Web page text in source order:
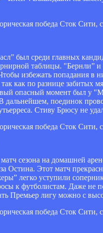
был среди главных
таблицы.
избежать попадания в
как по разнице забитых
опасный момент был у
дальнейшем, поединок
Стиву Брюсу не
сезона на домашней
Остина. Этот матч
легко уступили
к футболистам. Даже не
Премьер лигу можно с